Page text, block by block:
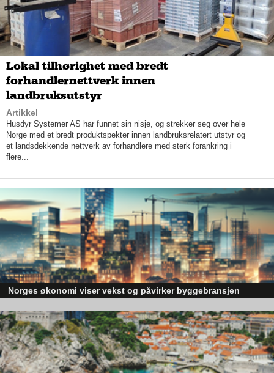
viktig å kunne ha gode relasjoner også med våre konkurrenter.
– Hva får dere mest skryt for?
– Vi har fått skryt både i forhold til oppfølging og at våre
montører har gjort en god jobb. Vi får også en del skryt på
kvaliteten på våre produkter. Vi har eksempelvis levert
spesialporter på millimetermål hvor det har stemt hundre
prosent. Da var kunden særdeles fornøyd. Man sier at for hver
misfornøyd kunde, så må man ha ti fornøyde. Det ønsker vi å
etterleve.
Lokal tilhørighet med bredt
forhandlernettverk innen
landbruksutstyr
Artikkel
Husdyr Systemer AS har funnet sin nisje, og strekker seg over hele
Norge med et bredt produktspekter innen landbruksrelatert utstyr og
et landsdekkende nettverk av forhandlere med sterk forankring i
flere...
Norges økonomi viser vekst og påvirker byggebransjen
skaper optimisme på tvers av ulike sektorer. Byggebransjen er spesielt
posisjonert til å dra nytte av denne økonomiske oppgangen.